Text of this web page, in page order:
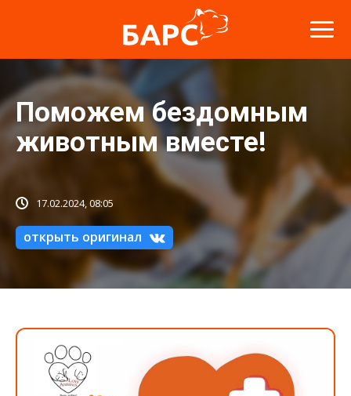
Поможем бездомным
животным вместе!
17.02.2024, 08:05
открыть оригинал